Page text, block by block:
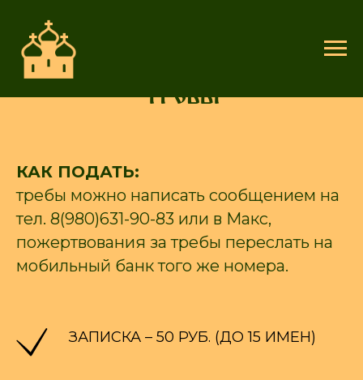
Требы
КАК ПОДАТЬ:
требы можно написать сообщением на
тел. 8(980)631-90-83 или в Макс,
пожертвования за требы переслать на
мобильный банк того же номера.
ЗАПИСКА – 50 РУБ. (ДО 15 ИМЕН)